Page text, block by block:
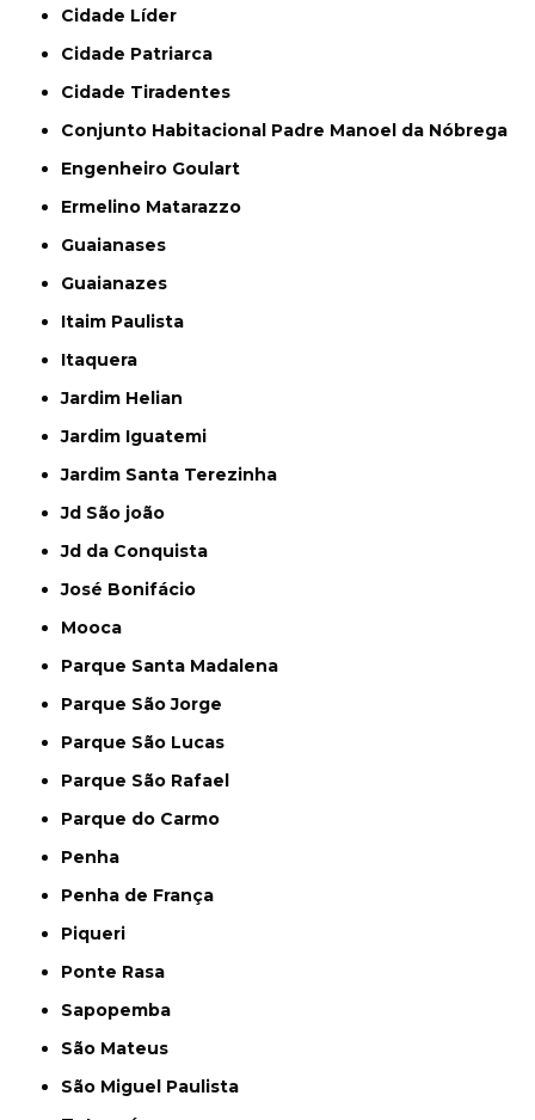
Cidade Líder
Cidade Patriarca
Cidade Tiradentes
Conjunto Habitacional Padre Manoel da Nóbrega
Engenheiro Goulart
Ermelino Matarazzo
Guaianases
Guaianazes
Itaim Paulista
Itaquera
Jardim Helian
Jardim Iguatemi
Jardim Santa Terezinha
Jd São joão
Jd da Conquista
José Bonifácio
Mooca
Parque Santa Madalena
Parque São Jorge
Parque São Lucas
Parque São Rafael
Parque do Carmo
Penha
Penha de França
Piqueri
Ponte Rasa
Sapopemba
São Mateus
São Miguel Paulista